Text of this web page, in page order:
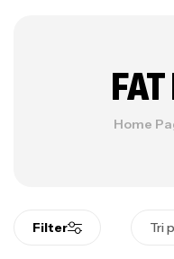
Home
Filter Tri